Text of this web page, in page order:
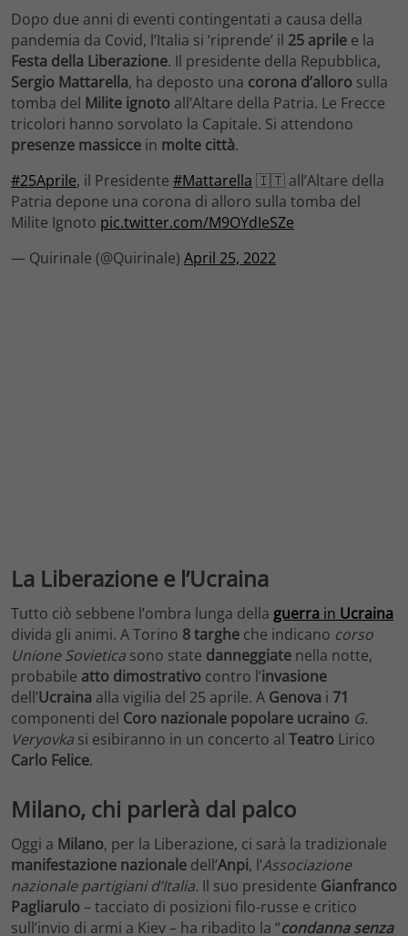
Dopo due anni di eventi contingentati a causa della
pandemia da Covid, l’Italia si ‘riprende’ il 25 aprile e la
Festa della Liberazione. Il presidente della Repubblica,
Sergio Mattarella, ha deposto una corona d’alloro sulla
tomba del Milite ignoto all’Altare della Patria. Le Frecce
tricolori hanno sorvolato la Capitale. Si attendono
presenze massicce in molte città.
#25Aprile, il Presidente #Mattarella 🇮🇹 all’Altare della
Patria depone una corona di alloro sulla tomba del
Milite Ignoto pic.twitter.com/M9OYdIeSZe
— Quirinale (@Quirinale) April 25, 2022
La Liberazione e l’Ucraina
Tutto ciò sebbene l’ombra lunga della guerra in Ucraina
divida gli animi. A Torino 8 targhe che indicano corso
Unione Sovietica sono state danneggiate nella notte,
probabile atto dimostrativo contro l’invasione
dell’Ucraina alla vigilia del 25 aprile. A Genova i 71
componenti del Coro nazionale popolare ucraino G.
Veryovka si esibiranno in un concerto al Teatro Lirico
Carlo Felice.
Milano, chi parlerà dal palco
Oggi a Milano, per la Liberazione, ci sarà la tradizionale
manifestazione nazionale dell’Anpi, l’Associazione
nazionale partigiani d’Italia. Il suo presidente Gianfranco
Pagliarulo– tacciato di posizioni filo-russe e critico
sull’invio di armi a Kiev – ha ribadito la “condanna senza